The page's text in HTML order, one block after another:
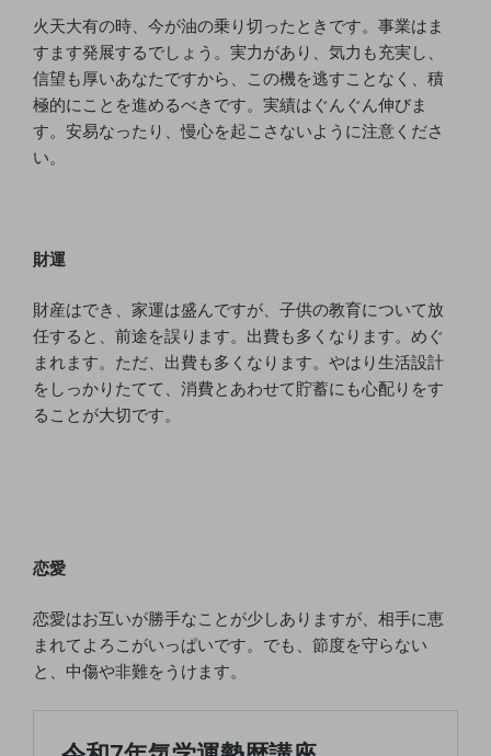
火天大有の時、今が油の乗り切ったときです。事業はま
すます発展するでしょう。実力があり、気力も充実し、
信望も厚いあなたですから、この機を逃すことなく、積
極的にことを進めるべきです。実績はぐんぐん伸びま
す。安易なったり、慢心を起こさないように注意くださ
い。
財運
財産はでき、家運は盛んですが、子供の教育について放
任すると、前途を誤ります。出費も多くなります。めぐ
まれます。ただ、出費も多くなります。やはり生活設計
をしっかりたてて、消費とあわせて貯蓄にも心配りをす
ることが大切です。
恋愛
恋愛はお互いが勝手なことが少しありますが、相手に恵
まれてよろこがいっぱいです。でも、節度を守らない
と、中傷や非難をうけます。